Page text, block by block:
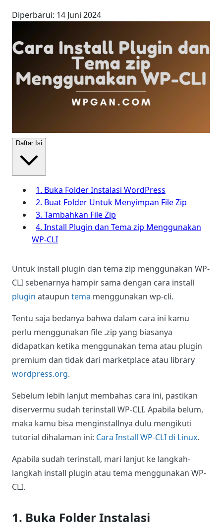
Diperbarui: 14 Juni 2024
Daftar Isi
1. Buka Folder Instalasi WordPress
2. Buat Folder Untuk Menyimpan File Zip
3. Tambahkan File Zip
4. Install Plugin dan Tema zip Menggunakan
WP-CLI
Untuk install plugin dan tema zip menggunakan WP-
CLI sebenarnya hampir sama dengan cara install
plugin ataupun tema menggunakan wp-cli.
Tentu saja bedanya bahwa dalam cara ini kamu
perlu menggunakan file .zip yang biasanya
didapatkan ketika menggunakan tema atau plugin
premium dan tidak dari marketplace atau library
wordpress.org.
Sebelum lebih lanjut membahas cara ini, pastikan
diservermu sudah terinstall WP-CLI. Apabila belum,
maka kamu bisa menginstallnya dulu mengikuti
tutorial dihalaman ini: Cara Install WP-CLI di Linux.
Apabila sudah terinstall, mari lanjut ke langkah-
langkah install plugin atau tema menggunakan WP-
CLI.
1. Buka Folder Instalasi